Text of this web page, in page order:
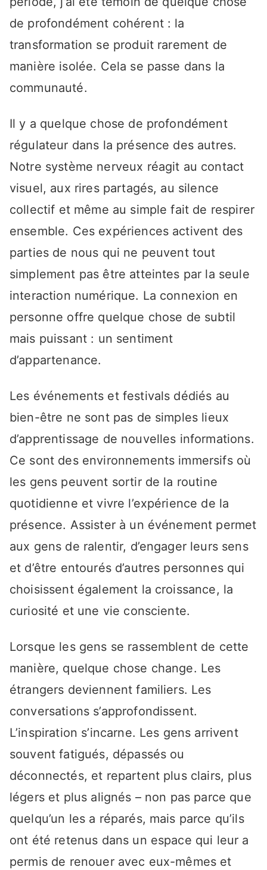
de profondément cohérent : la
transformation se produit rarement de
manière isolée. Cela se passe dans la
communauté.
Il y a quelque chose de profondément
régulateur dans la présence des autres.
Notre système nerveux réagit au contact
visuel, aux rires partagés, au silence
collectif et même au simple fait de respirer
ensemble. Ces expériences activent des
parties de nous qui ne peuvent tout
simplement pas être atteintes par la seule
interaction numérique. La connexion en
personne offre quelque chose de subtil
mais puissant : un sentiment
d’appartenance.
Les événements et festivals dédiés au
bien-être ne sont pas de simples lieux
d’apprentissage de nouvelles informations.
Ce sont des environnements immersifs où
les gens peuvent sortir de la routine
quotidienne et vivre l’expérience de la
présence. Assister à un événement permet
aux gens de ralentir, d’engager leurs sens
et d’être entourés d’autres personnes qui
choisissent également la croissance, la
curiosité et une vie consciente.
Lorsque les gens se rassemblent de cette
manière, quelque chose change. Les
étrangers deviennent familiers. Les
conversations s’approfondissent.
L’inspiration s’incarne. Les gens arrivent
souvent fatigués, dépassés ou
déconnectés, et repartent plus clairs, plus
légers et plus alignés – non pas parce que
quelqu’un les a réparés, mais parce qu’ils
ont été retenus dans un espace qui leur a
permis de renouer avec eux-mêmes et